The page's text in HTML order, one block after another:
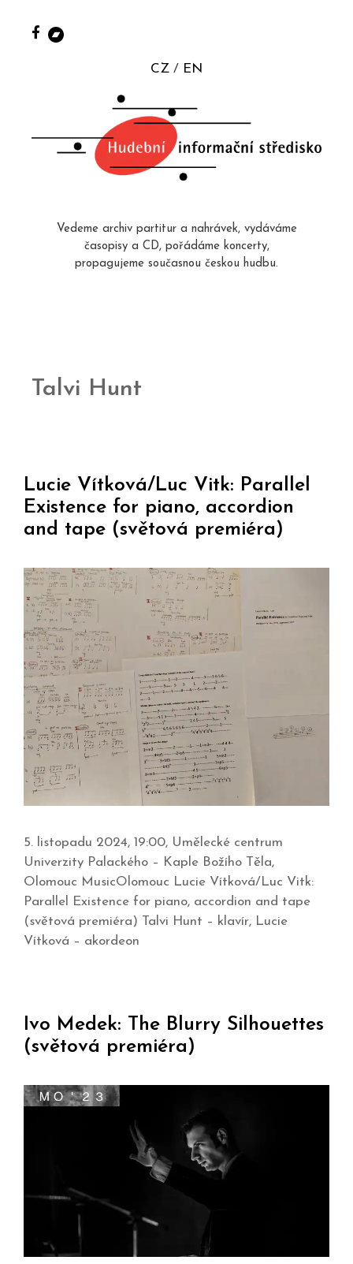
CZ EN
Vedeme archiv partitur a nahrávek, vydáváme
časopisy a CD, pořádáme koncerty,
propagujeme současnou českou hudbu.
Talvi Hunt
Lucie Vítková/Luc Vitk: Parallel
Existence for piano, accordion
and tape (světová premiéra)
5. listopadu 2024, 19:00, Umělecké centrum
Univerzity Palackého – Kaple Božího Těla,
Olomouc MusicOlomouc Lucie Vítková/Luc Vitk:
Parallel Existence for piano, accordion and tape
(světová premiéra) Talvi Hunt – klavír, Lucie
Vítková – akordeon
Ivo Medek: The Blurry Silhouettes
(světová premiéra)